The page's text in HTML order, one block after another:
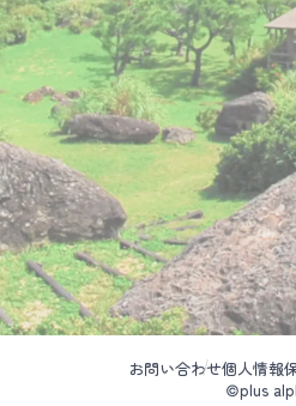
お問い合わせ個人情報
©plus